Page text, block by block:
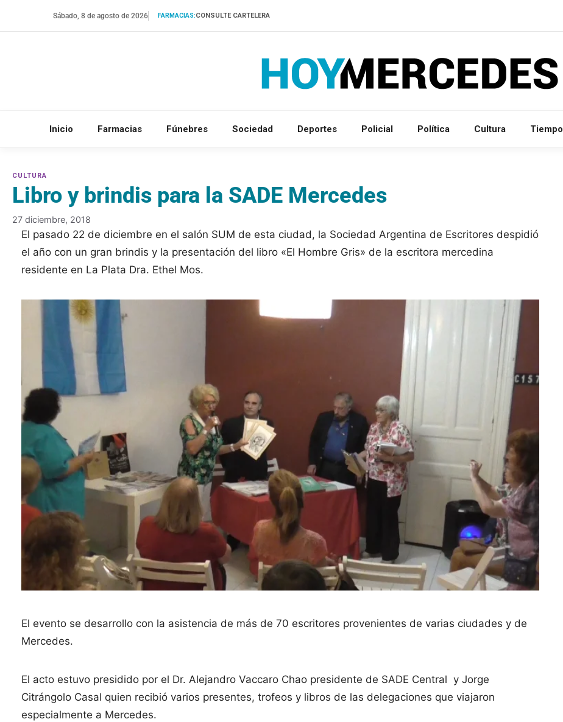
Sábado, 8 de agosto de 2026 FARMACIAS:CONSULTE CARTELERA
Inicio Farmacias Fúnebres Sociedad Deportes Policial Política Cultura Tiempo
Libro y brindis para la SADE Mercedes
27 diciembre, 2018
El pasado 22 de diciembre en el salón SUM de esta ciudad, la Sociedad Argentina de Escritores despidió
el año con un gran brindis y la presentación del libro «El Hombre Gris» de la escritora mercedina
residente en La Plata Dra. Ethel Mos.
El evento se desarrollo con la asistencia de más de 70 escritores provenientes de varias ciudades y de
Mercedes.
El acto estuvo presidido por el Dr. Alejandro Vaccaro Chao presidente de SADE Central y Jorge
Citrángolo Casal quien recibió varios presentes, trofeos y libros de las delegaciones que viajaron
especialmente a Mercedes.